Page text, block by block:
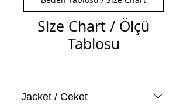
Size Chart / Ölçü
Tablosu
Jacket / Ceket